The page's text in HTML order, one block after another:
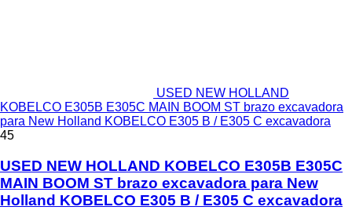
USED NEW HOLLAND
KOBELCO E305B E305C MAIN BOOM ST brazo excavadora
para New Holland KOBELCO E305 B / E305 C excavadora
45
USED NEW HOLLAND KOBELCO E305B E305C
MAIN BOOM ST brazo excavadora para New
Holland KOBELCO E305 B / E305 C excavadora